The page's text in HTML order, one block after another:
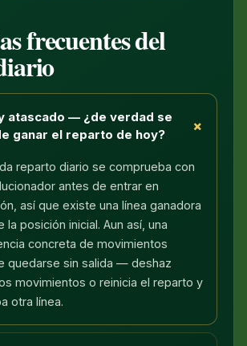
frecuentes del
atascado — ¿de verdad se
ganar el reparto de hoy?
+
reparto diario se comprueba con
antes de entrar en
así que existe una línea ganadora
la posición inicial. Aun así, una
concreta de movimientos
quedarse sin salida — deshaz
movimientos o reinicia el reparto y
otra línea.